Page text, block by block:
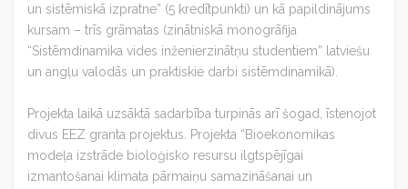
un sistēmiskā izpratne” (5 kredītpunkti) un kā papildinājums
kursam – trīs grāmatas (zinātniskā monogrāfija
“Sistēmdinamika vides inženierzinātņu studentiem” latviešu
un angļu valodās un praktiskie darbi sistēmdinamikā).
Projekta laikā uzsāktā sadarbība turpinās arī šogad, īstenojot
divus EEZ granta projektus. Projekta “Bioekonomikas
modeļa izstrāde bioloģisko resursu ilgtspējīgai
izmantošanai klimata pārmaiņu samazināšanai un